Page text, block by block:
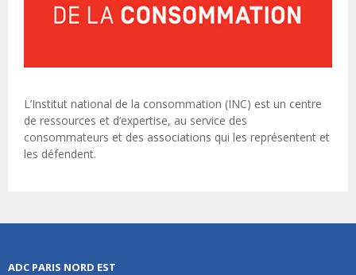
L’Institut national de la consommation (INC) est un centre
de ressources et d’expertise, au service des
consommateurs et des associations qui les représentent et
les défendent.
ADC PARIS NORD EST